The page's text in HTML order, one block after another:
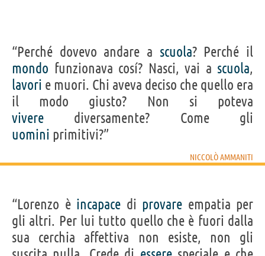
IDENTIKIT E DATI ANAGRAFICI
Nome
Niccolò
Cognome Ammaniti
25 settembre 1966 a Roma
Sesso maschile
Nazionalità italiana
Professione scrittore
Segno zodiacale Bilancia
LIBRI DI NICCOLÒ AMMANITI
Il custode La vita intima Anna Il momento è
delicato
“Perché dovevo andare a scuola? Perché il
mondo funzionava cosí? Nasci, vai a scuola,
lavori e muori. Chi aveva deciso che quello era
il modo giusto? Non si poteva
vivere diversamente? Come gli
uomini primitivi?”
NICCOLÒ AMMANITI
“Lorenzo è incapace di provare empatia per
gli altri. Per lui tutto quello che è fuori dalla
sua cerchia affettiva non esiste, non gli